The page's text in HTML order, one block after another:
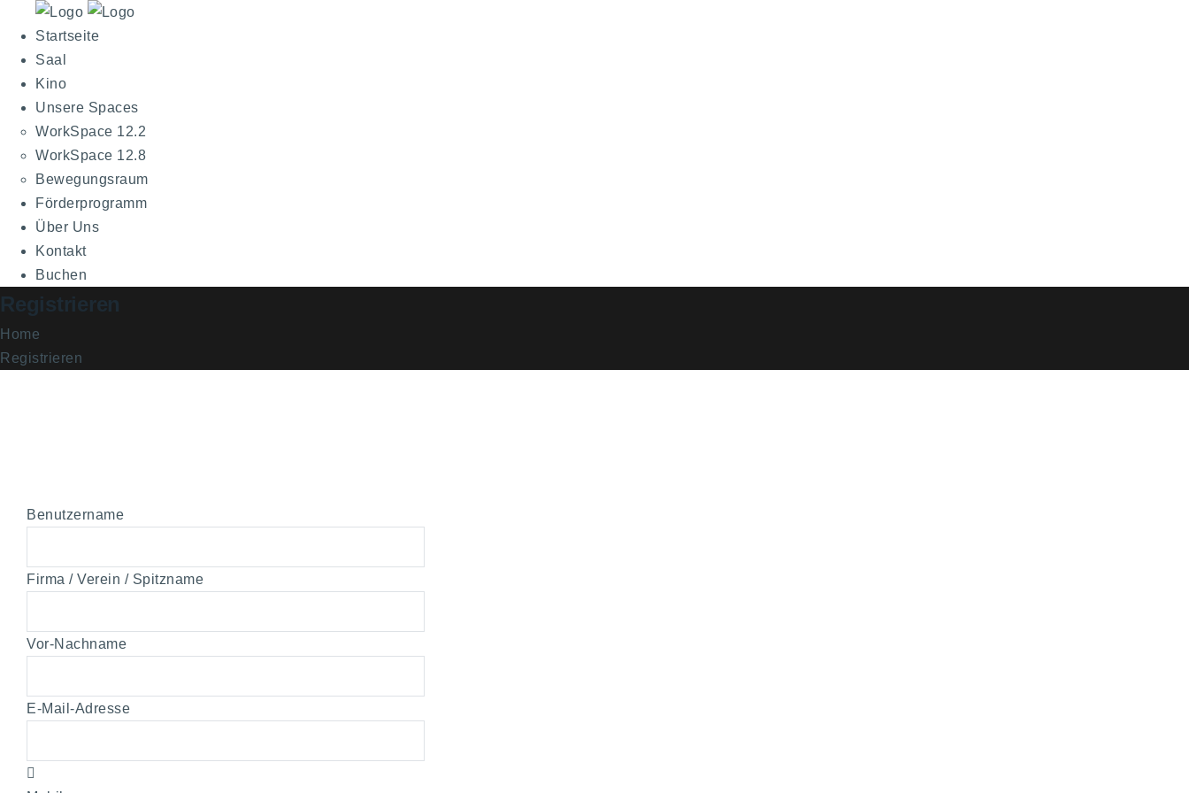
Startseite
Saal
Kino
Unsere Spaces
WorkSpace 12.2
WorkSpace 12.8
Bewegungsraum
Förderprogramm
Über Uns
Kontakt
Buchen
Registrieren
Home
Registrieren
Benutzername
Firma / Verein / Spitzname
Vor-Nachname
E-Mail-Adresse